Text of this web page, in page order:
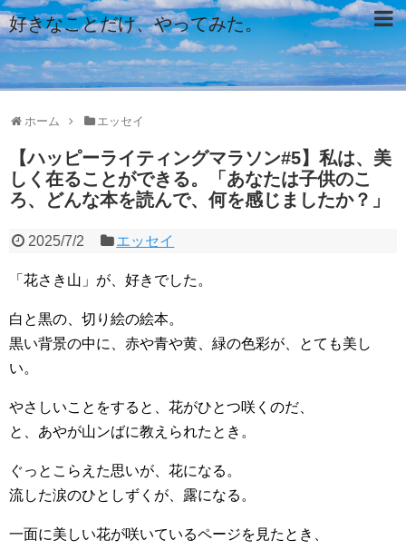
好きなことだけ、やってみた。
ホーム エッセイ
【ハッピーライティングマラソン#5】私は、美
しく在ることができる。「あなたは子供のこ
ろ、どんな本を読んで、何を感じましたか？」
2025/7/2 エッセイ
「花さき山」が、好きでした。
白と黒の、切り絵の絵本。
黒い背景の中に、赤や青や黄、緑の色彩が、とても美し
い。
やさしいことをすると、花がひとつ咲くのだ、
と、あやが山ンばに教えられたとき。
ぐっとこらえた思いが、花になる。
流した涙のひとしずくが、露になる。
一面に美しい花が咲いているページを見たとき、